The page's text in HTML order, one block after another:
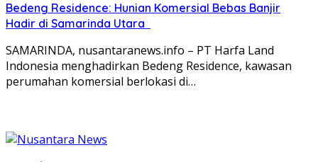
Bedeng Residence: Hunian Komersial Bebas Banjir
Hadir di Samarinda Utara
SAMARINDA, nusantaranews.info – PT Harfa Land
Indonesia menghadirkan Bedeng Residence, kawasan
perumahan komersial berlokasi di…